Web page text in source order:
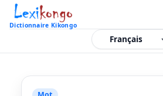
Dictionnaire Kikongo